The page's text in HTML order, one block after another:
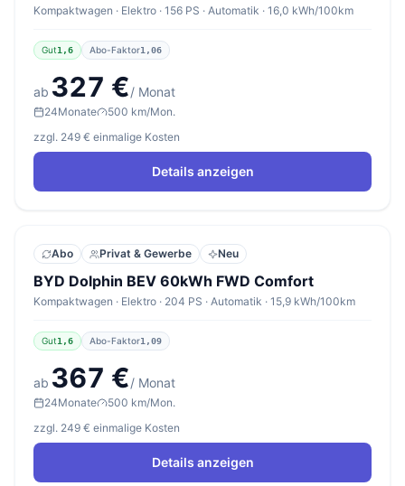
Kompaktwagen · Elektro · 156 PS · Automatik · 16,0 kWh/100km
Gut1,6 Abo-Faktor1,06
ab 327 €/ Monat
24Monate
500 km/Mon.
zzgl. 249 € einmalige Kosten
Details anzeigen
Abo Privat & Gewerbe Neu
BYD Dolphin BEV 60kWh FWD Comfort
Kompaktwagen · Elektro · 204 PS · Automatik · 15,9 kWh/100km
Gut1,6 Abo-Faktor1,09
ab 367 €/ Monat
24Monate
500 km/Mon.
zzgl. 249 € einmalige Kosten
Details anzeigen